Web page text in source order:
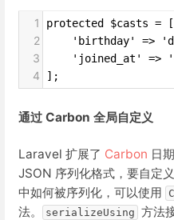
1 protected $casts = [
2
'birthday' =>
3
'joined_at' =>
4 ];
通过 Carbon 全局自定义
Laravel 扩展了 Carbon 日
JSON 序列化格式，要自定
中如何被序列化，可以使用
法。
serializeUsing 方法